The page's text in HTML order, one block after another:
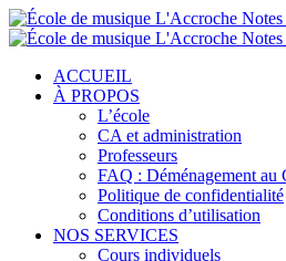
ACCUEIL
À PROPOS
L’école
CA et administration
Professeurs
FAQ : Déménagement au
Politique de confidentialité
Conditions d’utilisation
NOS SERVICES
Cours individuels